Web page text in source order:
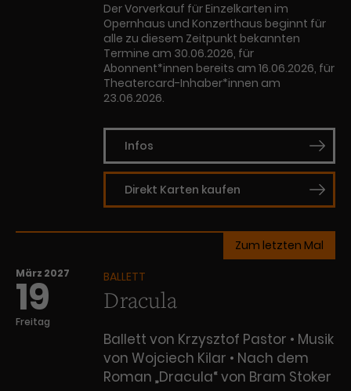
Der Vorverkauf für Einzelkarten im
Opernhaus und Konzerthaus beginnt für
alle zu diesem Zeitpunkt bekannten
Termine am 30.06.2026, für
Abonnent*innen bereits am 16.06.2026, für
Theatercard-Inhaber*innen am
23.06.2026.
Infos
Direkt Karten kaufen
März 2027
19
Freitag
Zum letzten Mal
BALLETT
Dracula
Ballett von Krzysztof Pastor • Musik
von Wojciech Kilar • Nach dem
Roman „Dracula“ von Bram Stoker